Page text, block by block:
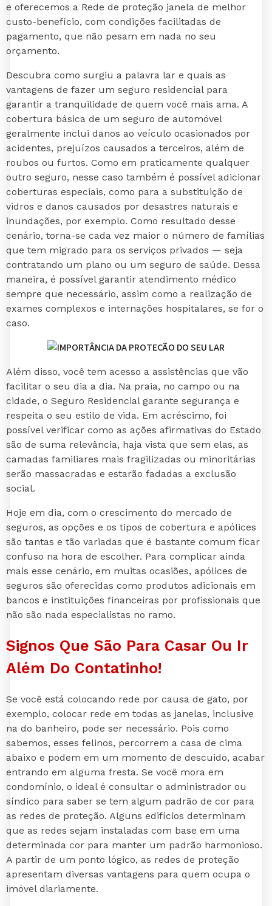
e oferecemos a Rede de proteção janela de melhor
custo-benefício, com condições facilitadas de
pagamento, que não pesam em nada no seu
orçamento.
Descubra como surgiu a palavra lar e quais as
vantagens de fazer um seguro residencial para
garantir a tranquilidade de quem você mais ama. A
cobertura básica de um seguro de automóvel
geralmente inclui danos ao veículo ocasionados por
acidentes, prejuízos causados a terceiros, além de
roubos ou furtos. Como em praticamente qualquer
outro seguro, nesse caso também é possível adicionar
coberturas especiais, como para a substituição de
vidros e danos causados por desastres naturais e
inundações, por exemplo. Como resultado desse
cenário, torna-se cada vez maior o número de famílias
que tem migrado para os serviços privados — seja
contratando um plano ou um seguro de saúde. Dessa
maneira, é possível garantir atendimento médico
sempre que necessário, assim como a realização de
exames complexos e internações hospitalares, se for o
caso.
Além disso, você tem acesso a assistências que vão
facilitar o seu dia a dia. Na praia, no campo ou na
cidade, o Seguro Residencial garante segurança e
respeita o seu estilo de vida. Em acréscimo, foi
possível verificar como as ações afirmativas do Estado
são de suma relevância, haja vista que sem elas, as
camadas familiares mais fragilizadas ou minoritárias
serão massacradas e estarão fadadas a exclusão
social.
Hoje em dia, com o crescimento do mercado de
seguros, as opções e os tipos de cobertura e apólices
são tantas e tão variadas que é bastante comum ficar
confuso na hora de escolher. Para complicar ainda
mais esse cenário, em muitas ocasiões, apólices de
seguros são oferecidas como produtos adicionais em
bancos e instituições financeiras por profissionais que
não são nada especialistas no ramo.
Signos Que São Para Casar Ou Ir
Além Do Contatinho!
Se você está colocando rede por causa de gato, por
exemplo, colocar rede em todas as janelas, inclusive
na do banheiro, pode ser necessário. Pois como
sabemos, esses felinos, percorrem a casa de cima
abaixo e podem em um momento de descuido, acabar
entrando em alguma fresta. Se você mora em
condomínio, o ideal é consultar o administrador ou
síndico para saber se tem algum padrão de cor para
as redes de proteção. Alguns edifícios determinam
que as redes sejam instaladas com base em uma
determinada cor para manter um padrão harmonioso.
A partir de um ponto lógico, as redes de proteção
apresentam diversas vantagens para quem ocupa o
imóvel diariamente.